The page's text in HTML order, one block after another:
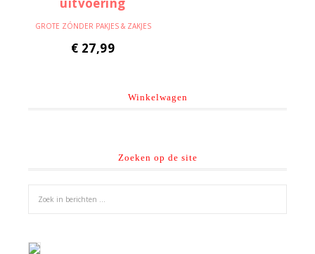
GROTE ZÓNDER PAKJES & ZAKJES
€ 27,99
Winkelwagen
Zoeken op de site